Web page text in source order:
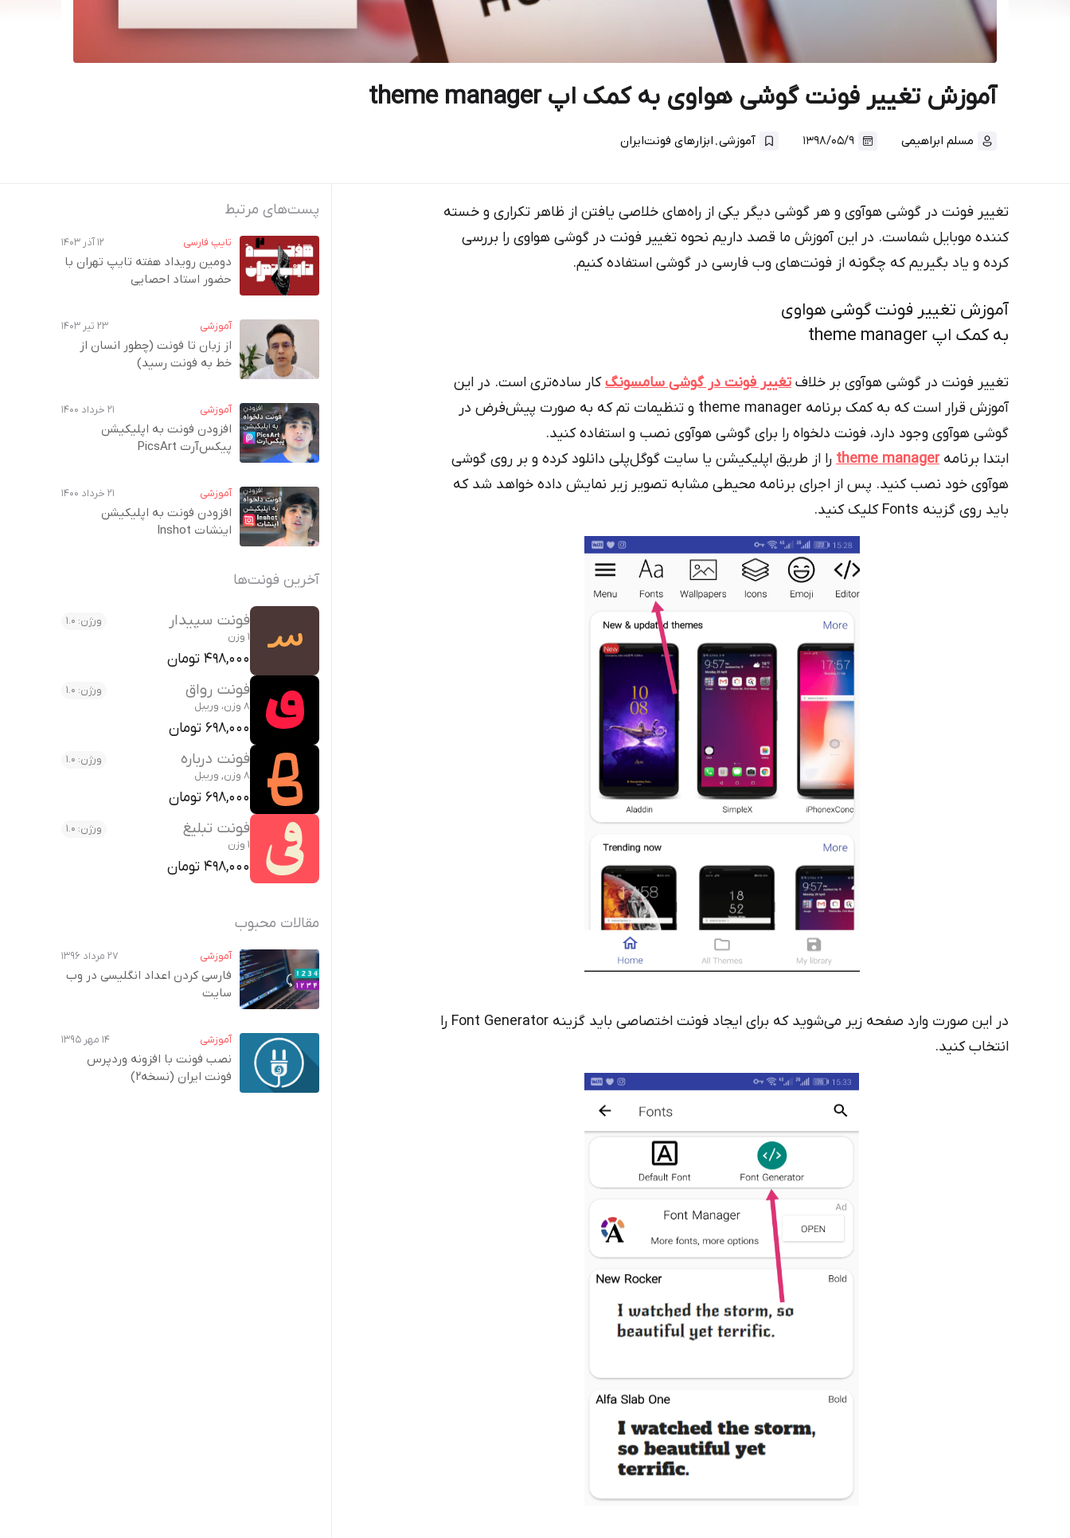
آموزش تغییر فونت گوشی هواوی به کمک اپ theme manager
مسلم ابراهیمی ۱۳۹۸/۰۵/۹ آموزشی. ابزارهای فونت‌ایران
تغییر فونت در گوشی هوآوی و هر گوشی دیگر یکی از راه‌های خلاصی یافتن از ظاهر تکراری و خسته
کننده موبایل شماست. در این آموزش ما قصد داریم نحوه تغییر فونت در گوشی هواوی را بررسی
کرده و یاد بگیریم که چگونه از فونت‌های وب فارسی در گوشی استفاده کنیم.
آموزش تغییر فونت گوشی هواوی
به کمک اپ theme manager
تغییر فونت در گوشی هوآوی بر خلاف تغییر فونت در گوشی سامسونگکار ساده‌تری است. در این
آموزش قرار است که به کمک برنامه theme manager و تنظیمات تم که به صورت پیش‌فرض در
گوشی هوآوی وجود دارد، فونت دلخواه را برای گوشی هوآوی نصب و استفاده کنید.
ابتدا برنامهtheme manager را از طریق اپلیکیشن یا سایت گوگل‌پلی دانلود کرده و بر روی گوشی
هوآوی خود نصب کنید. پس از اجرای برنامه محیطی مشابه تصویر زیر نمایش داده خواهد شد که
باید روی گزینه Fonts کلیک کنید.
در این صورت وارد صفحه زیر می‌شوید که برای ایجاد فونت اختصاصی باید گزینه Font Generator را
انتخاب کنید.
پست‌های مرتبط
تایپ فارسی ۱۲ آذر ۱۴۰۳
دومین رویداد هفته‌ تایپ تهران با
حضور استاد احصایی
آموزشی ۲۳ تیر ۱۴۰۳
از زبان تا فونت (چطور انسان از
خط به فونت‌ رسید)
آموزشی ۲۱ خرداد ۱۴۰۰
افزودن فونت به اپلیکیشن
پیکس‌آرت PicsArt
آموزشی ۲۱ خرداد ۱۴۰۰
افزودن فونت به اپلیکیشن
اینشات Inshot
آخرین فونت‌ها
فونت سپیدار
ورژن: 1.0
1 وزن
498,000 تومان
فونت رواق
ورژن: 1.0
8 وزن، وریبل
698,000 تومان
فونت درباره
ورژن: 1.0
8 وزن, وریبل
698,000 تومان
فونت تبلیغ
ورژن: 1.0
1 وزن
498,000 تومان
مقالات محبوب
آموزشی ۲۷ مرداد ۱۳۹۶
فارسی کردن اعداد انگلیسی در وب‌
سایت
آموزشی ۱۴ مهر ۱۳۹۵
نصب فونت با افزونه وردپرس
فونت ایران (نسخه2)